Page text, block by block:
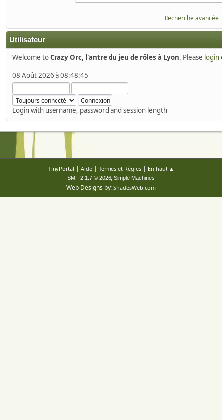
Recherche avancée
Utilisateur
Welcome toCrazy Orc, l'antre du jeu de rôles à Lyon. Please login
08 Août 2026 à 08:48:45
Login with username, password and session length
TinyPortal | Aide| Termes et Règles| En haut ▲
SMF 2.1.7 © 2026, Simple Machines
Web Designs by: ShadesWeb.com